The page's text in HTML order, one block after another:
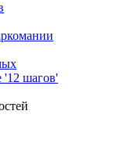
'12 шагов'